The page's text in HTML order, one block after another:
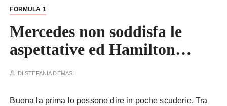
FORMULA 1
Mercedes non soddisfa le
aspettative ed Hamilton…
DISTEFANIA DEMASI
Buona la prima lo possono dire in poche scuderie. Tra